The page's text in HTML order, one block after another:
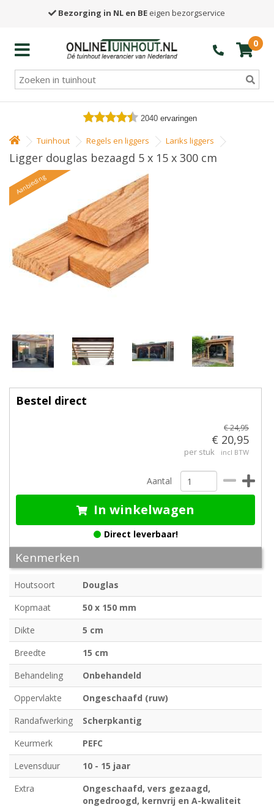
Bezorging in NL en BE eigen bezorgservice
0
2040 ervaringen
Tuinhout Regels en liggers Lariks liggers
Ligger douglas bezaagd 5 x 15 x 300 cm
Aanbieding
Bestel direct
€ 24,95
€ 20,95
per stuk incl BTW
Aantal
In winkelwagen
Direct leverbaar!
Kenmerken
Houtsoort
Douglas
Kopmaat
50 x 150 mm
Dikte
5 cm
Breedte
15 cm
Behandeling
Onbehandeld
Oppervlakte
Ongeschaafd (ruw)
Randafwerking
Scherpkantig
Keurmerk
PEFC
Levensduur
10 - 15 jaar
Extra
Ongeschaafd, vers gezaagd,
ongedroogd, kernvrij en A-kwaliteit